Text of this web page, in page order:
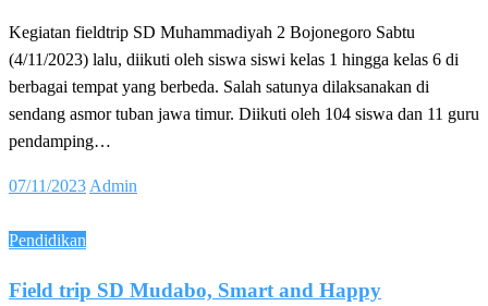
Kegiatan fieldtrip SD Muhammadiyah 2 Bojonegoro Sabtu
(4/11/2023) lalu, diikuti oleh siswa siswi kelas 1 hingga kelas 6 di
berbagai tempat yang berbeda. Salah satunya dilaksanakan di
sendang asmor tuban jawa timur. Diikuti oleh 104 siswa dan 11 guru
pendamping…
Posted
07/11/2023 Admin
Pendidikan
Field trip SD Mudabo, Smart and Happy